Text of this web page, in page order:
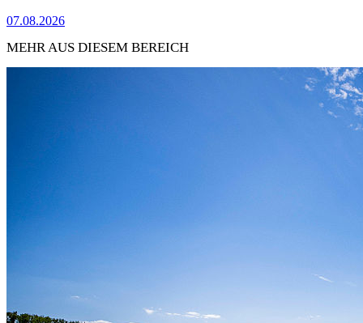
07.08.2026
MEHR AUS DIESEM BEREICH